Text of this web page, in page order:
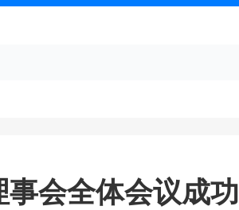
会全体会议成